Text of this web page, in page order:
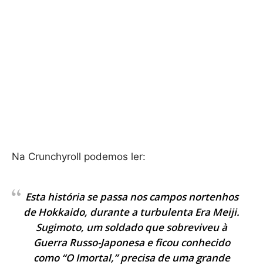
Na Crunchyroll podemos ler:
Esta história se passa nos campos nortenhos
de Hokkaido, durante a turbulenta Era Meiji.
Sugimoto, um soldado que sobreviveu à
Guerra Russo-Japonesa e ficou conhecido
como “O Imortal,” precisa de uma grande